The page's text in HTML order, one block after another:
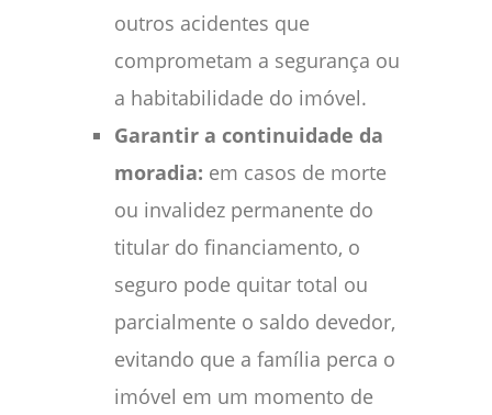
outros acidentes que
comprometam a segurança ou
a habitabilidade do imóvel.
Garantir a continuidade da
moradia: em casos de morte
ou invalidez permanente do
titular do financiamento, o
seguro pode quitar total ou
parcialmente o saldo devedor,
evitando que a família perca o
imóvel em um momento de